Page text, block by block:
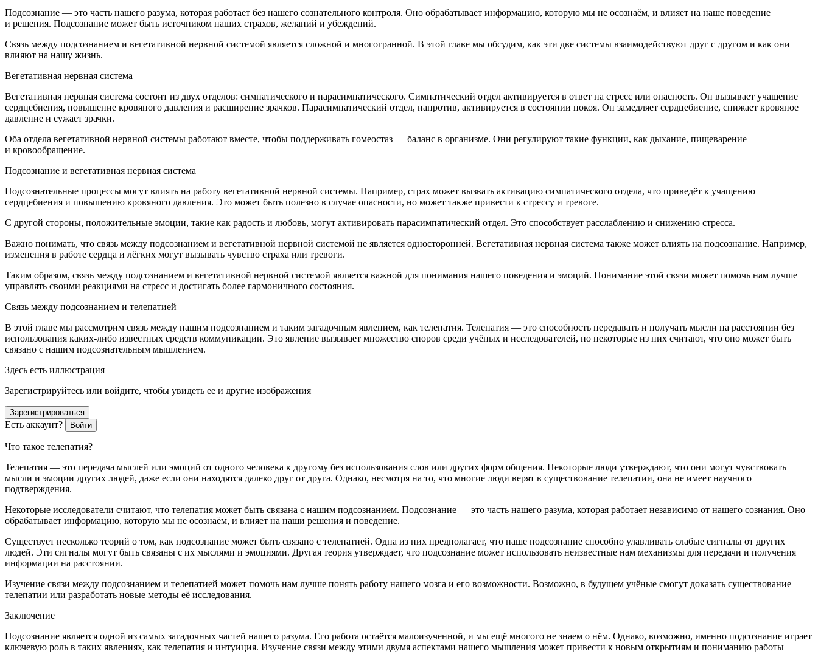
Подсознание — это часть нашего разума, которая работает без нашего сознательного контроля. Оно обрабатывает информацию, которую мы не осознаём, и влияет на наше поведение
и решения. Подсознание может быть источником наших страхов, желаний и убеждений.
Связь между подсознанием и вегетативной нервной системой является сложной и многогранной. В этой главе мы обсудим, как эти две системы взаимодействуют друг с другом и как они
влияют на нашу жизнь.
Вегетативная нервная система
Вегетативная нервная система состоит из двух отделов: симпатического и парасимпатического. Симпатический отдел активируется в ответ на стресс или опасность. Он вызывает учащение
сердцебиения, повышение кровяного давления и расширение зрачков. Парасимпатический отдел, напротив, активируется в состоянии покоя. Он замедляет сердцебиение, снижает кровяное
давление и сужает зрачки.
Оба отдела вегетативной нервной системы работают вместе, чтобы поддерживать гомеостаз — баланс в организме. Они регулируют такие функции, как дыхание, пищеварение
и кровообращение.
Подсознание и вегетативная нервная система
Подсознательные процессы могут влиять на работу вегетативной нервной системы. Например, страх может вызвать активацию симпатического отдела, что приведёт к учащению
сердцебиения и повышению кровяного давления. Это может быть полезно в случае опасности, но может также привести к стрессу и тревоге.
С другой стороны, положительные эмоции, такие как радость и любовь, могут активировать парасимпатический отдел. Это способствует расслаблению и снижению стресса.
Важно понимать, что связь между подсознанием и вегетативной нервной системой не является односторонней. Вегетативная нервная система также может влиять на подсознание. Например,
изменения в работе сердца и лёгких могут вызывать чувство страха или тревоги.
Таким образом, связь между подсознанием и вегетативной нервной системой является важной для понимания нашего поведения и эмоций. Понимание этой связи может помочь нам лучше
управлять своими реакциями на стресс и достигать более гармоничного состояния.
Связь между подсознанием и телепатией
В этой главе мы рассмотрим связь между нашим подсознанием и таким загадочным явлением, как телепатия. Телепатия — это способность передавать и получать мысли на расстоянии без
использования каких-либо известных средств коммуникации. Это явление вызывает множество споров среди учёных и исследователей, но некоторые из них считают, что оно может быть
связано с нашим подсознательным мышлением.
Здесь есть иллюстрация
Зарегистрируйтесь или войдите, чтобы увидеть ее и другие изображения
Зарегистрироваться
Есть аккаунт? Войти
Что такое телепатия?
Телепатия — это передача мыслей или эмоций от одного человека к другому без использования слов или других форм общения. Некоторые люди утверждают, что они могут чувствовать
мысли и эмоции других людей, даже если они находятся далеко друг от друга. Однако, несмотря на то, что многие люди верят в существование телепатии, она не имеет научного
подтверждения.
Некоторые исследователи считают, что телепатия может быть связана с нашим подсознанием. Подсознание — это часть нашего разума, которая работает независимо от нашего сознания. Оно
обрабатывает информацию, которую мы не осознаём, и влияет на наши решения и поведение.
Существует несколько теорий о том, как подсознание может быть связано с телепатией. Одна из них предполагает, что наше подсознание способно улавливать слабые сигналы от других
людей. Эти сигналы могут быть связаны с их мыслями и эмоциями. Другая теория утверждает, что подсознание может использовать неизвестные нам механизмы для передачи и получения
информации на расстоянии.
Изучение связи между подсознанием и телепатией может помочь нам лучше понять работу нашего мозга и его возможности. Возможно, в будущем учёные смогут доказать существование
телепатии или разработать новые методы её исследования.
Заключение
Подсознание является одной из самых загадочных частей нашего разума. Его работа остаётся малоизученной, и мы ещё многого не знаем о нём. Однако, возможно, именно подсознание играет
ключевую роль в таких явлениях, как телепатия и интуиция. Изучение связи между этими двумя аспектами нашего мышления может привести к новым открытиям и пониманию работы